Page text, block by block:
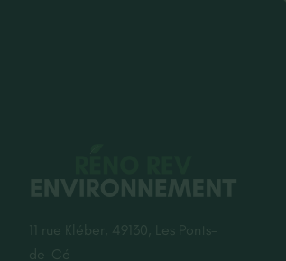
11 rue Kléber, 49130, Les Ponts-
de-Cé